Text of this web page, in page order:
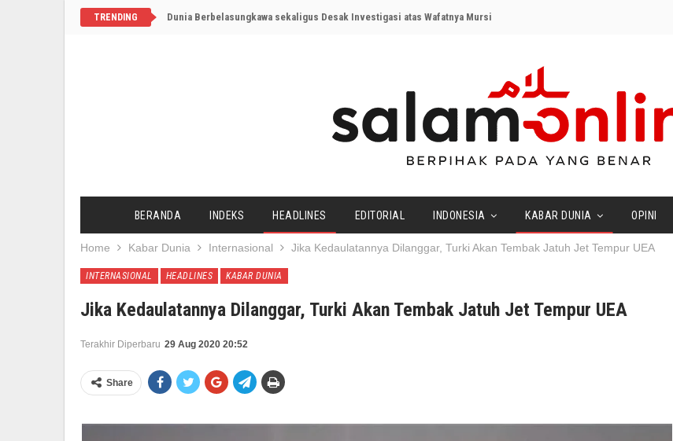
TRENDING Dunia Berbelasungkawa sekaligus Desak Investigasi atas Wafatnya Mursi
BERANDA INDEKS HEADLINES EDITORIAL INDONESIA KABAR DUNIA OPINI
Home Kabar Dunia Internasional Jika Kedaulatannya Dilanggar, Turki Akan Tembak Jatuh Jet Tempur UEA
INTERNASIONAL HEADLINES KABAR DUNIA
Jika Kedaulatannya Dilanggar, Turki Akan Tembak Jatuh Jet Tempur UEA
Terakhir Diperbaru 29 Aug 2020 20:52
Share